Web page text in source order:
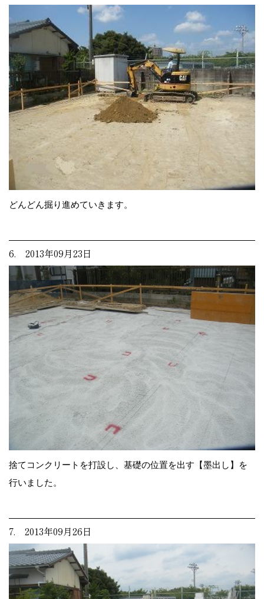
どんどん掘り進めていきます。
6. 2013年09月23日
捨てコンクリートを打設し、基礎の位置を出す【墨出し】を
行いました。
7. 2013年09月26日